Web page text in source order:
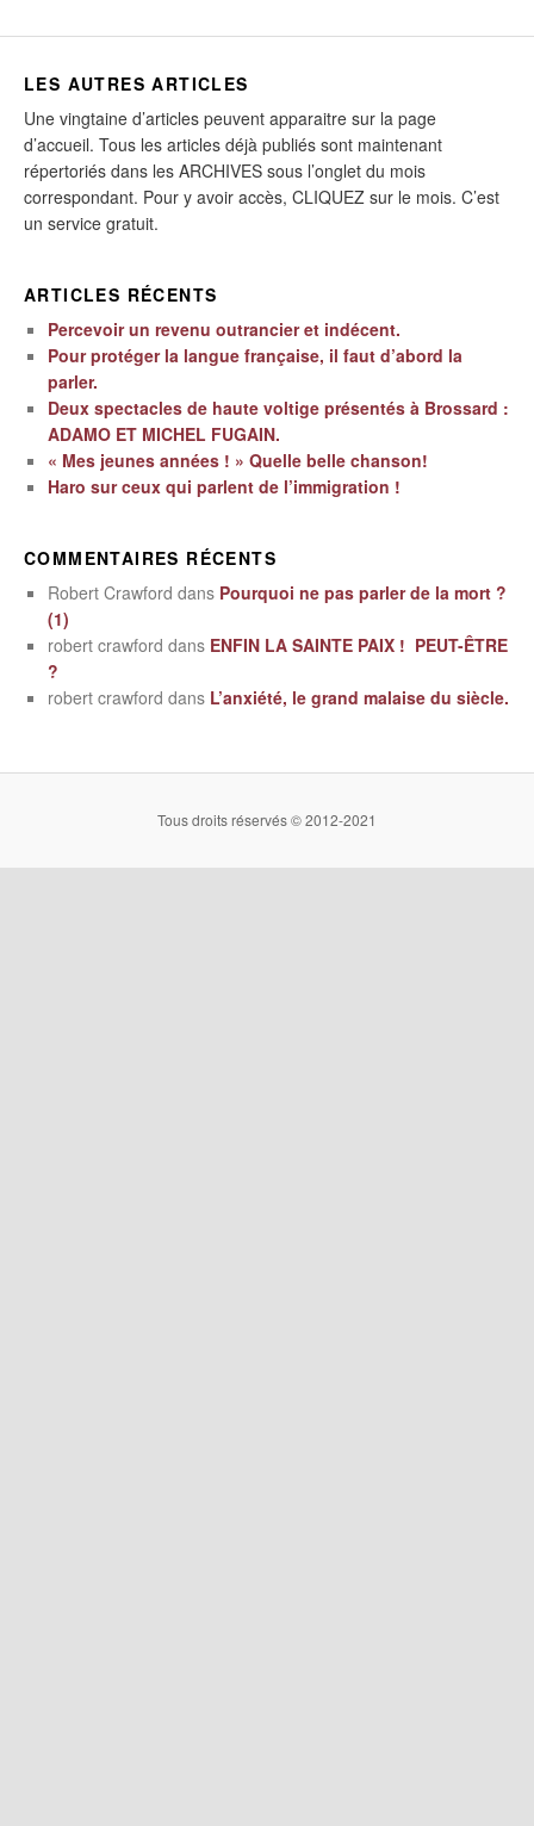
LES AUTRES ARTICLES
Une vingtaine d’articles peuvent apparaitre sur la page
d’accueil. Tous les articles déjà publiés sont maintenant
répertoriés dans les ARCHIVES sous l’onglet du mois
correspondant. Pour y avoir accès, CLIQUEZ sur le mois. C’est
un service gratuit.
ARTICLES RÉCENTS
Percevoir un revenu outrancier et indécent.
Pour protéger la langue française, il faut d’abord la
parler.
Deux spectacles de haute voltige présentés à Brossard :
ADAMO ET MICHEL FUGAIN.
« Mes jeunes années ! » Quelle belle chanson!
Haro sur ceux qui parlent de l’immigration !
COMMENTAIRES RÉCENTS
Robert Crawford dans Pourquoi ne pas parler de la mort ?
(1)
robert crawford dans ENFIN LA SAINTE PAIX ! PEUT-ÊTRE
?
robert crawford dans L’anxiété, le grand malaise du siècle.
Tous droits réservés © 2012-2021